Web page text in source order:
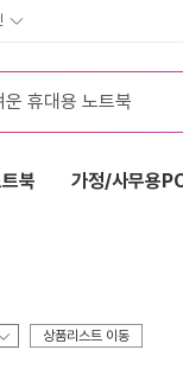
북 가정/사무용
상품리스트 이동